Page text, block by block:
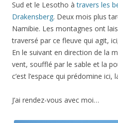
Sud et le Lesotho àtravers les
Drakensberg. Deux mois plus
Namibie. Les montagnes ont
traversé par ce fleuve qui agit,
En le suivant en direction de la
vent, soufflé par le sable et la
c’est l’espace qui prédomine
J’ai rendez-vous avec moi…